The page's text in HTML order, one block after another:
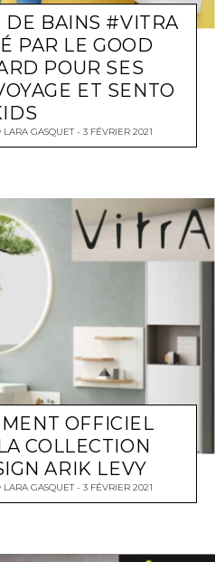
DE BAINS #VITRA
PAR LE GOOD
POUR SES
ET SENTO
LARA GASQUET 3 FÉVRIER 2021
OFFICIEL
COLLECTION
ARIK LEVY
LARA GASQUET 3 FÉVRIER 2021